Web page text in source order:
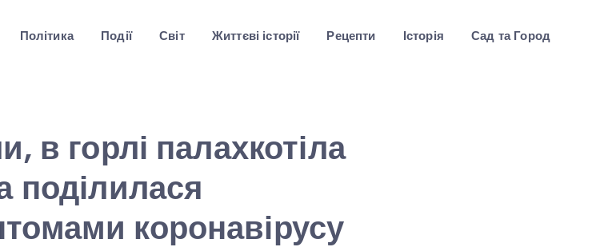
Політика Події Світ Життєві історії Рецепти Історія Сад та Город
в горлі палахкотіла
поділилася
коронавірусу